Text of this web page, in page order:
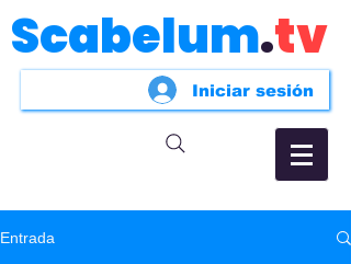
Scabelum.tv
Iniciar sesión
Entrada